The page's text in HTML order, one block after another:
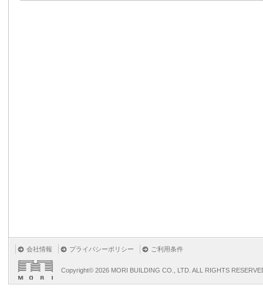
会社情報 プライバシーポリシー ご利用条件
Copyright© 2026 MORI BUILDING CO., LTD. ALL RIGHTS